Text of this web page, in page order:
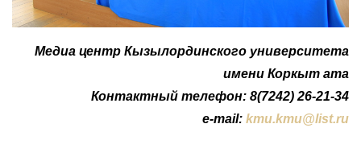
Медиа центр Кызылординского университета
имени Коркыт ата
Контактный телефон: 8(7242) 26-21-34
e-mail: kmu.kmu@list.ru